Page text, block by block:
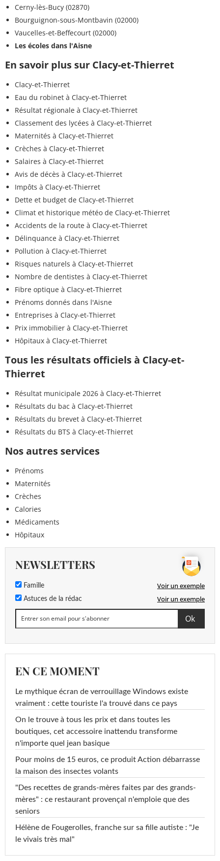
Cerny-lès-Bucy (02870)
Bourguignon-sous-Montbavin (02000)
Vaucelles-et-Beffecourt (02000)
Les écoles dans l'Aisne
En savoir plus sur Clacy-et-Thierret
Clacy-et-Thierret
Eau du robinet à Clacy-et-Thierret
Résultat régionale à Clacy-et-Thierret
Classement des lycées à Clacy-et-Thierret
Maternités à Clacy-et-Thierret
Crèches à Clacy-et-Thierret
Salaires à Clacy-et-Thierret
Avis de décès à Clacy-et-Thierret
Impôts à Clacy-et-Thierret
Dette et budget de Clacy-et-Thierret
Climat et historique météo de Clacy-et-Thierret
Accidents de la route à Clacy-et-Thierret
Délinquance à Clacy-et-Thierret
Pollution à Clacy-et-Thierret
Risques naturels à Clacy-et-Thierret
Nombre de dentistes à Clacy-et-Thierret
Fibre optique à Clacy-et-Thierret
Prénoms donnés dans l'Aisne
Entreprises à Clacy-et-Thierret
Prix immobilier à Clacy-et-Thierret
Hôpitaux à Clacy-et-Thierret
Tous les résultats officiels à Clacy-et-
Thierret
Résultat municipale 2026 à Clacy-et-Thierret
Résultats du bac à Clacy-et-Thierret
Résultats du brevet à Clacy-et-Thierret
Résultats du BTS à Clacy-et-Thierret
Nos autres services
Prénoms
Maternités
Crèches
Calories
Médicaments
Hôpitaux
NEWSLETTERS
Famille Voir un exemple
Astuces de la rédac Voir un exemple
EN CE MOMENT
Le mythique écran de verrouillage Windows existe
vraiment : cette touriste l'a trouvé dans ce pays
On le trouve à tous les prix et dans toutes les
boutiques, cet accessoire inattendu transforme
n'importe quel jean basique
Pour moins de 15 euros, ce produit Action débarrasse
la maison des insectes volants
"Des recettes de grands-mères faites par des grands-
mères" : ce restaurant provençal n'emploie que des
seniors
Hélène de Fougerolles, franche sur sa fille autiste : "Je
le vivais très mal"